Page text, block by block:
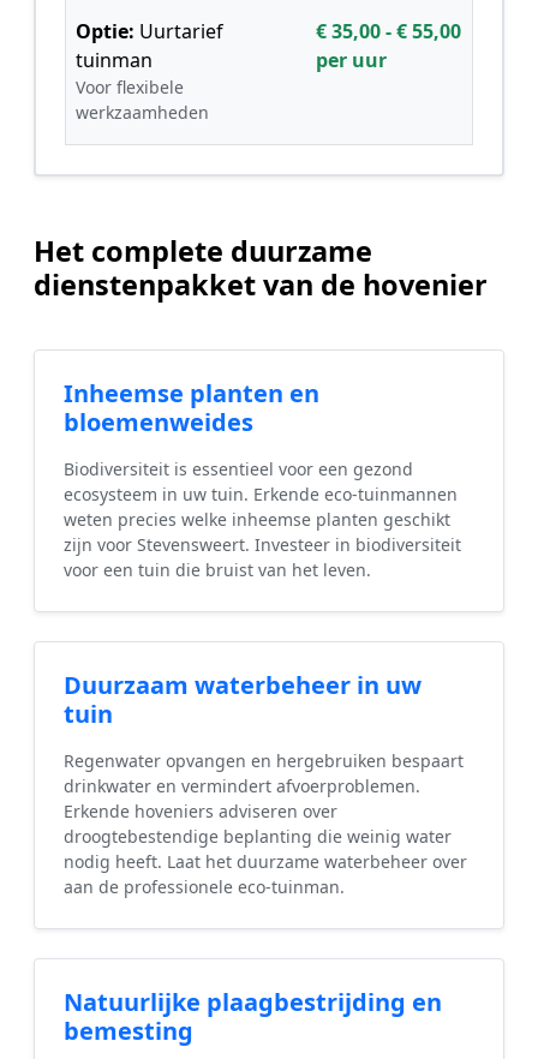
Optie: Uurtarief
tuinman
Voor flexibele
werkzaamheden
€ 35,00 - € 55,00
per uur
Het complete duurzame
dienstenpakket van de hovenier
Inheemse planten en
bloemenweides
Biodiversiteit is essentieel voor een gezond
ecosysteem in uw tuin. Erkende eco-tuinmannen
weten precies welke inheemse planten geschikt
zijn voor Stevensweert. Investeer in biodiversiteit
voor een tuin die bruist van het leven.
Duurzaam waterbeheer in uw
tuin
Regenwater opvangen en hergebruiken bespaart
drinkwater en vermindert afvoerproblemen.
Erkende hoveniers adviseren over
droogtebestendige beplanting die weinig water
nodig heeft. Laat het duurzame waterbeheer over
aan de professionele eco-tuinman.
Natuurlijke plaagbestrijding en
bemesting